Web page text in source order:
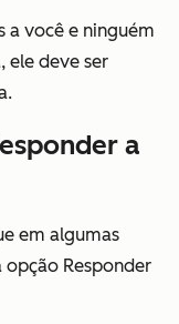
a você e ninguém
ele deve ser
a
em algumas
opção Responder